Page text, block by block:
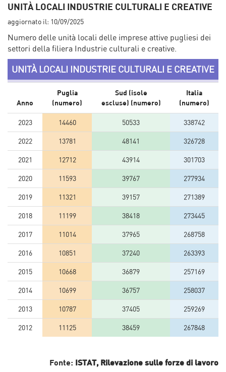
UNITÀ LOCALI INDUSTRIE CULTURALI E CREATIVE
aggiornato il: 10/09/2025
Numero delle unità locali delle imprese attive pugliesi dei
settori della filiera Industrie culturali e creative.
UNITÀ LOCALI INDUSTRIE CULTURALI E CREATIVE
Anno
Puglia
(numero)
Sud (isole
escluse) (numero)
Italia
(numero)
2023 14460 50533 338742
2022 13781 48141 326728
2021 12712 43914 301703
2020 11593 39767 277934
2019 11321 39157 271389
2018 11199 38418 273445
2017 11014 37965 268758
2016 10851 37240 263393
2015 10668 36879 257169
2014 10699 36757 258037
2013 10787 37405 259269
2012 11125 38459 267848
Fonte: ISTAT, Rilevazione sulle forze di lavoro